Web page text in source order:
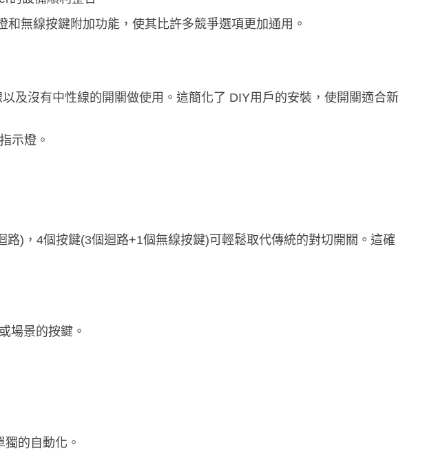
無線按鍵附加功能，使其比許多競爭選項更加通用。
及沒有中性線的開關做使用。 這簡化了 DIY用戶的安裝，使開關適合新
示燈。
路)，4個按鍵(3個迴路+1個無線按鍵)可輕鬆取代傳統的對切開關。這確
場景的按鍵。
的自動化。